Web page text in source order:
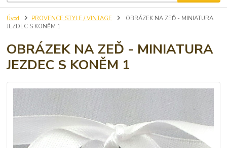
Úvod PROVENCE STYLE / VINTAGE
OBRÁZEK NA ZEĎ - MINIATURA
JEZDEC S KONĚM 1
OBRÁZEK NA ZEĎ - MINIATURA
JEZDEC S KONĚM 1